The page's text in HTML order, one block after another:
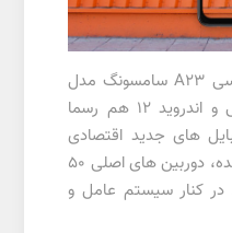
گوشی هوشمند میان‌رده گلکسی A23 سامسونگ مدل
4G با دوربین ۵۰ مگاپیکسلی و اندروید ۱۲ هم رسما
های جدید اقتصادی
سامسونگ در نمایشگر FHD شده، دوربین های اصلی ۵۰
و شارژر ۲۵ واتی در کنار سیستم عامل و